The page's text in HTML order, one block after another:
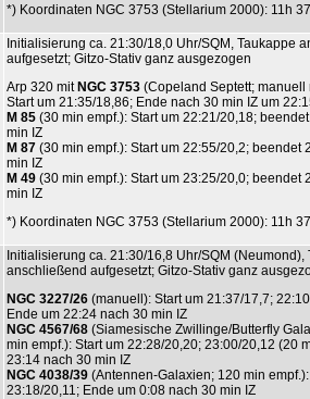
*) Koordinaten NGC 3753 (Stellarium 2000): 11h
Initialisierung ca. 21:30/18,0 Uhr/SQM, Taukappe
aufgesetzt; Gitzo-Stativ ganz ausgezogen
Arp 320 mitNGC 3753 (Copeland Septett; manuell
Start um 21:35/18,86; Ende nach 30 min IZ um
M 85 (30 min empf.): Start um 22:21/20,18;
min IZ
M 87 (30 min empf.): Start um 22:55/20,2; beendet
min IZ
M 49 (30 min empf.): Start um 23:25/20,0; beendet
min IZ
*) Koordinaten NGC 3753 (Stellarium 2000): 11h
Initialisierung ca. 21:30/16,8 Uhr/SQM (Neumond),
anschließend aufgesetzt; Gitzo-Stativ ganz
NGC 3227/26 (manuell): Start um 21:37/17,7;
Ende um 22:24 nach 30 min IZ
NGC 4567/68 (Siamesische Zwillinge/Butterfly
min empf.): Start um 22:28/20,20; 23:00/20,12 (20
23:14 nach 30 min IZ
NGC 4038/39 (Antennen-Galaxien; 120 min
23:18/20,11; Ende um 0:08 nach 30 min IZ